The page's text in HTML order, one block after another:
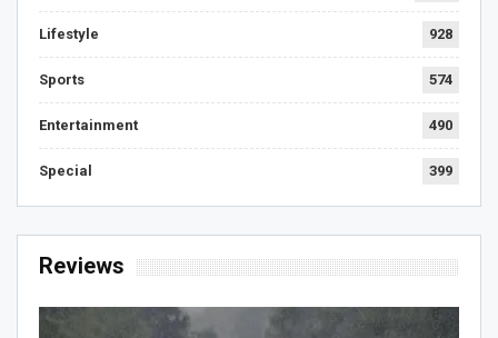
Lifestyle 928
Sports 574
Entertainment 490
Special 399
Reviews